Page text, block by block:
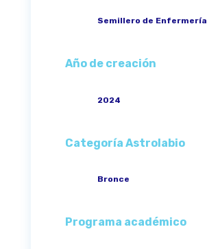
Semillero de Enfermería
Año de creación
2024
Categoría Astrolabio
Bronce
Programa académico